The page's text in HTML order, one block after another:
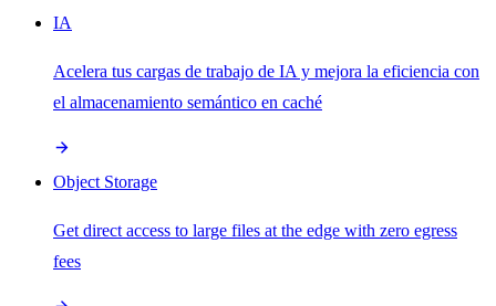
IA
Acelera tus cargas de trabajo de IA y mejora la eficiencia con
el almacenamiento semántico en caché
Object Storage
Get direct access to large files at the edge with zero egress
fees